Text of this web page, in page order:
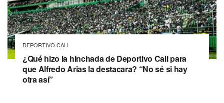
DEPORTIVO CALI
¿Qué hizo la hinchada de Deportivo Cali para
que Alfredo Arias la destacara? “No sé si hay
otra así”